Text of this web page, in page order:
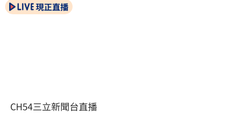
現正直播
CH54三立新聞台直播